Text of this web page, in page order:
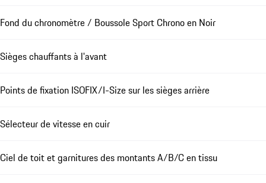
Fond du chronomètre / Boussole Sport Chrono en Noir
Sièges chauffants à l'avant
Points de fixation ISOFIX/I-Size sur les sièges arrière
Sélecteur de vitesse en cuir
Ciel de toit et garnitures des montants A/B/C en tissu